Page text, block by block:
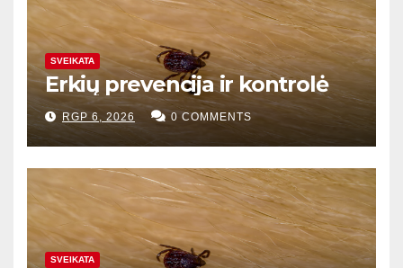
SVEIKATA
Erkių prevencija ir kontrolė
RGP 6, 2026 0 COMMENTS
SVEIKATA